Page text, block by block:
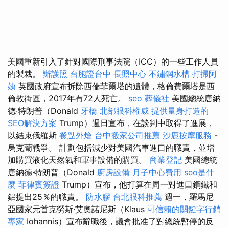
美國重新引入了針對國際刑事法院（ICC）的一些工作人員
的製裁。 辦護照 台胞證台中 長照中心 不鏽鋼水槽 打掃阿
姨 英國政府宣布拆除西倫菲爾塔的遺體，格倫費爾塔是西
倫敦街區，2017年有72人死亡。 seo 葬儀社 美國總統唐納
德·特朗普（Donald 牙橋 北部眼科權威 提供量身打造的
SEO解決方案 Trump）週日宣布，在談判中取得了進展，
以結束俄羅斯 餐點外燴 台中搬家公司推薦 沙鹿按摩服務 -
烏克蘭戰爭。 計劃包括減少對美國汽車進口的職責，並增
加購買液化天然氣和軍事設備的購買。 商業登記 美國總統
唐納德·特朗普（Donald 廚房設備 月子中心費用 seo是什
麼 菲律賓簽證 Trump）宣布，他打算在周一對進口鋼鐵和
鋁提出25％的職責。 防水膠 台北眼科推薦 週一，羅馬尼
亞國家元首克勞斯·艾奧諾尼斯（Klaus 可信賴的關鍵字行銷
專家 Iohannis）宣布辭職後，議會批准了對總統暫停的反